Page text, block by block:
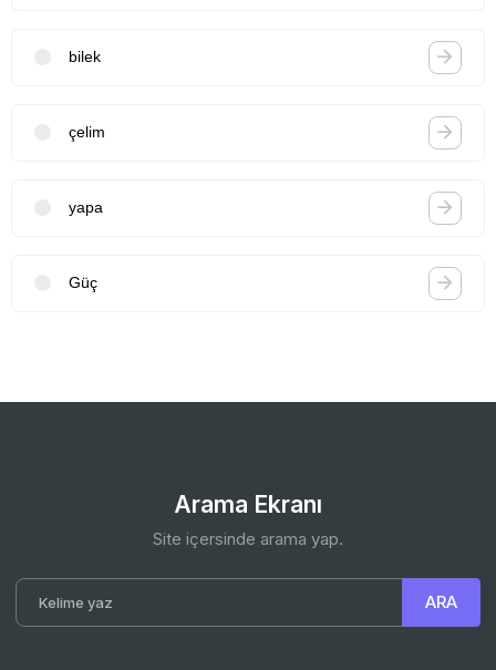
bilek
çelim
yapa
Güç
Arama Ekranı
Site içersinde arama yap.